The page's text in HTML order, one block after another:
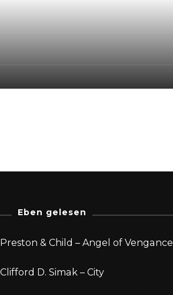
Eben gelesen
Preston & Child – Angel of Vengance
Clifford D. Simak – City